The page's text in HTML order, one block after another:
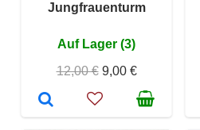
Jungfrauenturm
Auf Lager (3)
12,00 € 9,00 €